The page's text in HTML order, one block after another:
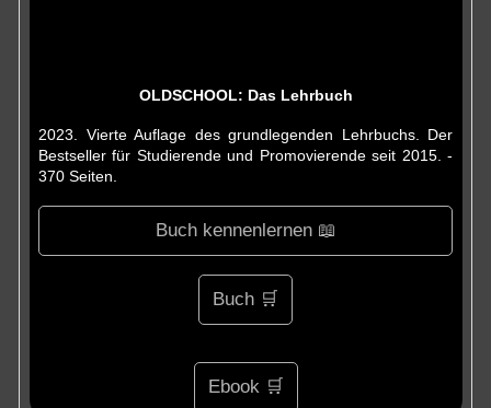
OLDSCHOOL: Das Lehrbuch
2023. Vierte Auflage des grundlegenden Lehrbuchs. Der
Bestseller für Studierende und Promovierende seit 2015. -
370 Seiten.
Buch kennenlernen 📖
Buch 🛒
Ebook 🛒